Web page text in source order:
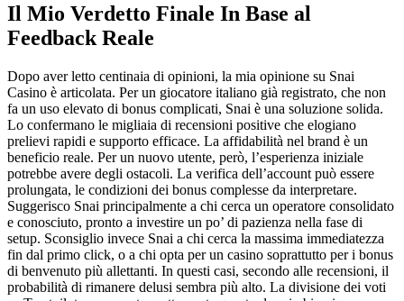
Il Mio Verdetto Finale In Base al
Feedback Reale
Dopo aver letto centinaia di opinioni, la mia opinione su Snai
Casino è articolata. Per un giocatore italiano già registrato, che non
fa un uso elevato di bonus complicati, Snai è una soluzione solida.
Lo confermano le migliaia di recensioni positive che elogiano
prelievi rapidi e supporto efficace. La affidabilità nel brand è un
beneficio reale. Per un nuovo utente, però, l’esperienza iniziale
potrebbe avere degli ostacoli. La verifica dell’account può essere
prolungata, le condizioni dei bonus complesse da interpretare.
Suggerisco Snai principalmente a chi cerca un operatore consolidato
e conosciuto, pronto a investire un po’ di pazienza nella fase di
setup. Sconsiglio invece Snai a chi cerca la massima immediatezza
fin dal primo click, o a chi opta per un casino soprattutto per i bonus
di benvenuto più allettanti. In questi casi, secondo alle recensioni, il
probabilità di rimanere delusi sembra più alto. La divisione dei voti